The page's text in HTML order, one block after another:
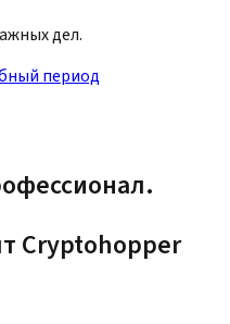
дел.
период
Cryptohopper